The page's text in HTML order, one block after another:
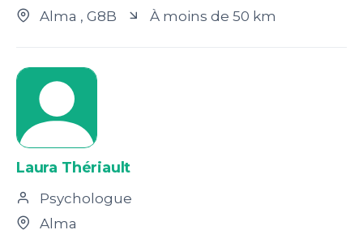
Alma , G8B À moins de 50 km
Laura Thériault
Psychologue
Alma